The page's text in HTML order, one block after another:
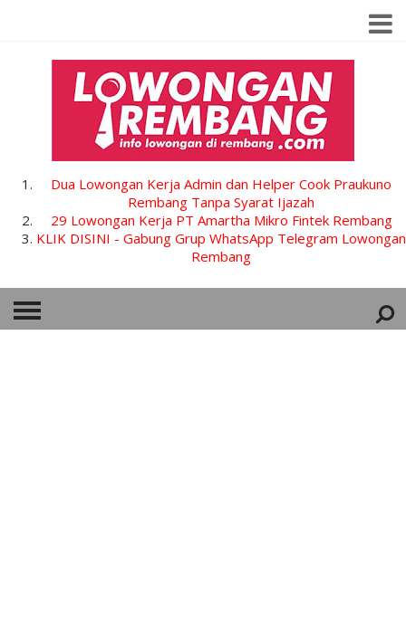
Dua Lowongan Kerja Admin dan Helper Cook Praukuno
Rembang Tanpa Syarat Ijazah
29 Lowongan Kerja PT Amartha Mikro Fintek Rembang
KLIK DISINI - Gabung Grup WhatsApp Telegram Lowongan
Rembang